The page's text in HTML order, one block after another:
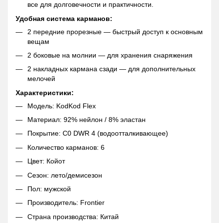
все для долговечности и практичности.
Удобная система карманов:
2 передние прорезные — быстрый доступ к основным
вещам
2 боковые на молнии — для хранения снаряжения
2 накладных кармана сзади — для дополнительных
мелочей
Характеристики:
Модель: KodKod Flex
Материал: 92% нейлон / 8% эластан
Покрытие: C0 DWR 4 (водоотталкивающее)
Количество карманов: 6
Цвет: Койот
Сезон: лето/демисезон
Пол: мужской
Производитель: Frontier
Страна производства: Китай